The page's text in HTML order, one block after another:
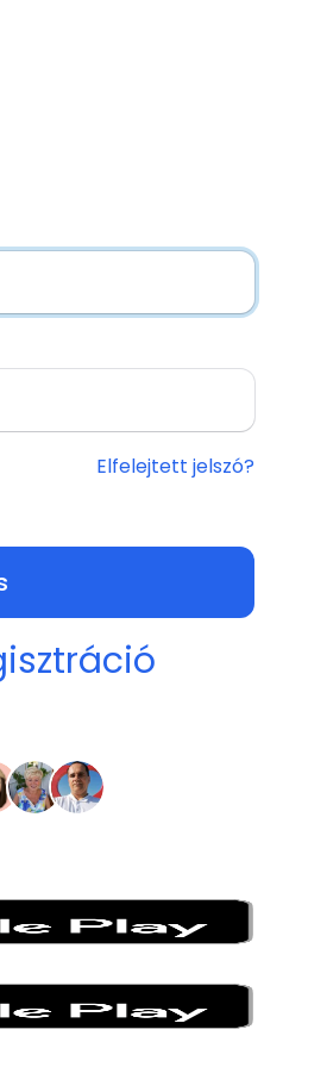
Elfelejtett jelszó?